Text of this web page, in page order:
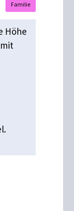
Familie
Höhe